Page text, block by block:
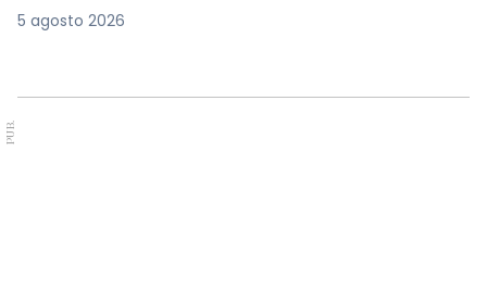
5 agosto 2026
PUB.